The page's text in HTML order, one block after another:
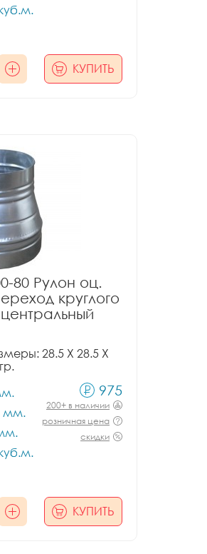
КУПИТЬ
80 Рулон оц.
круглого
28.5 X 28.5 X
мм.
975
200+ в наличии
розничная цена
скидки
КУПИТЬ